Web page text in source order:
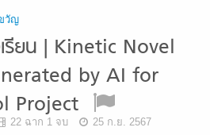
วัญ
รียน | Kinetic Novel
by AI for
Project
22 ฉาก 1 จบ
25 ก.ย. 2567